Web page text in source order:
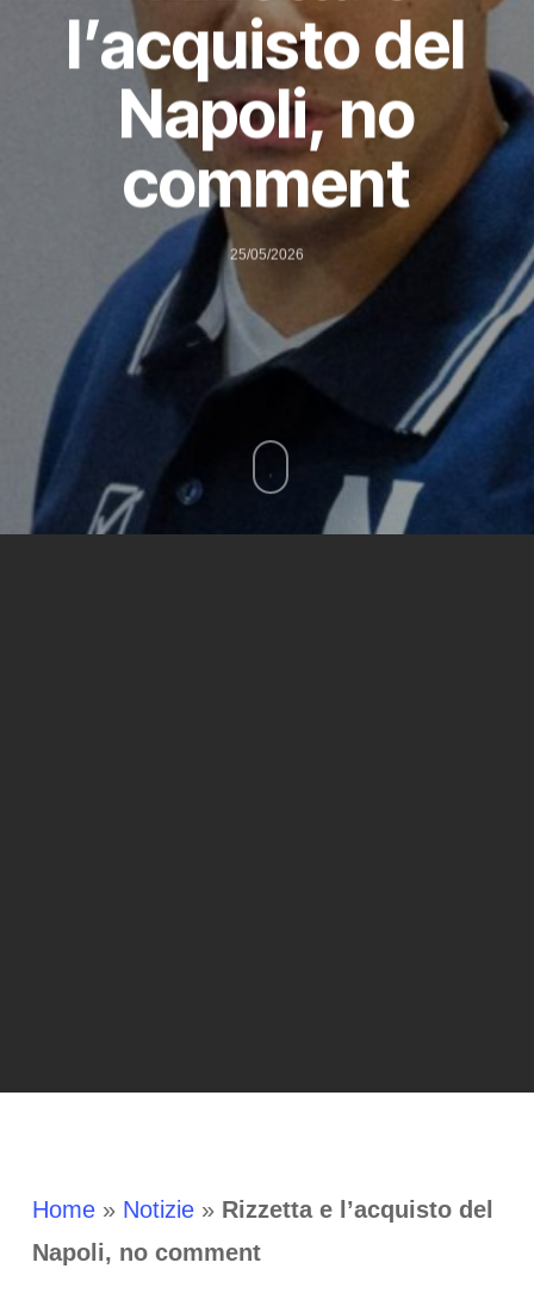
l’acquisto del
Napoli, no
comment
25/05/2026
Home» Notizie» Rizzetta e l’acquisto del
Napoli, no comment